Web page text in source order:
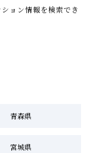
ョン情報を検索でき
青森県
宮城県